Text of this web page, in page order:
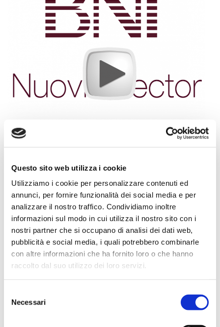
Questo sito web utilizza i cookie
Utilizziamo i cookie per personalizzare contenuti ed
annunci, per fornire funzionalità dei social media e per
analizzare il nostro traffico. Condividiamo inoltre
informazioni sul modo in cui utilizza il nostro sito con i
nostri partner che si occupano di analisi dei dati web,
pubblicità e social media, i quali potrebbero combinarle
con altre informazioni che ha fornito loro o che hanno
raccolto dal suo utilizzo dei loro servizi.
delNecessari
Navigazione
articoli
Vita di Capitolo
L’angolo del National
Director
Ricerca
CATEGORIE